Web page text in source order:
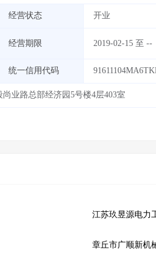
经营状态 开业
经营期限 2019-02-15 至 --
统一信用代码
业路总部经济园5号楼4层403室
江苏玖昱源电力
章丘市广顺新机